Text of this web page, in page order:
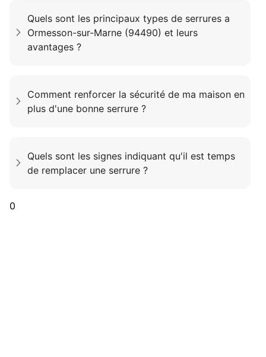
Quels sont les principaux types de serrures a
Ormesson-sur-Marne (94490) et leurs
avantages ?
Comment renforcer la sécurité de ma maison en
plus d'une bonne serrure ?
Quels sont les signes indiquant qu'il est temps
de remplacer une serrure ?
0